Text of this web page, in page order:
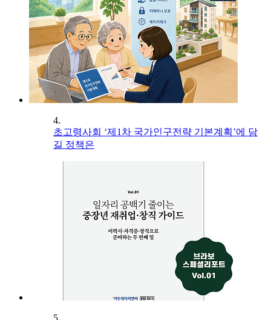
4.
초고령사회 ‘제1차 국가인구전략 기본계획’에 담
길 정책은